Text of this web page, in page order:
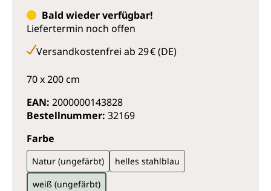
Bald wieder verfügbar!
Liefertermin noch offen
Versandkostenfrei ab 29 € (DE)
70 x 200 cm
EAN: 2000000143828
Bestellnummer: 32169
Farbe
Natur (ungefärbt)
helles stahlblau
weiß (ungefärbt)